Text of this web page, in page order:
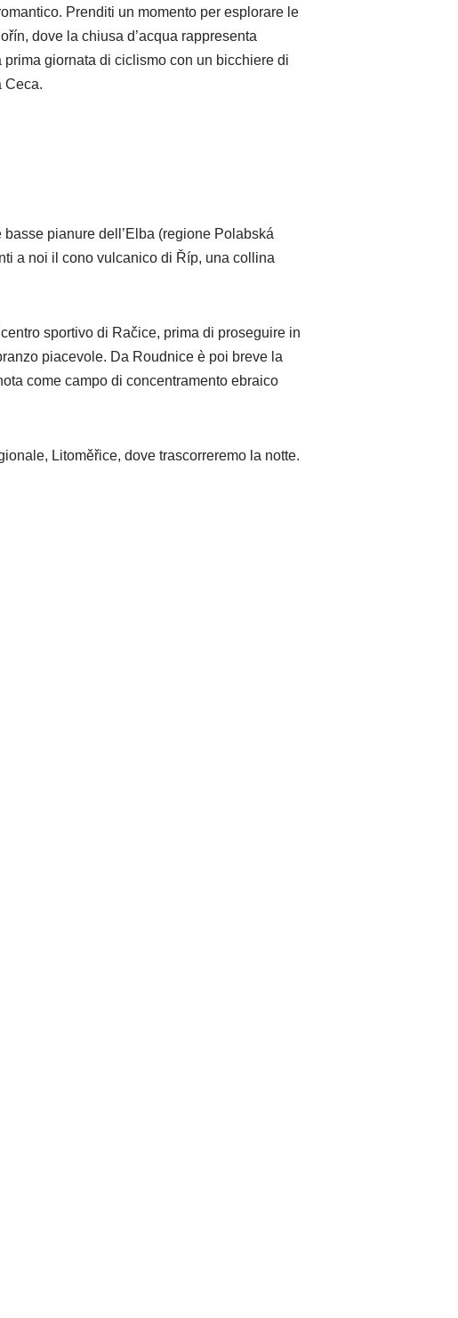
Prenditi un momento per esplorare le
dove la chiusa d’acqua rappresenta
giornata di ciclismo con un bicchiere di
Ceca.
pianure dell’Elba (regione Polabská
a noi il cono vulcanico di Říp, una collina
sportivo di Račice, prima di proseguire in
piacevole. Da Roudnice è poi breve la
come campo di concentramento ebraico
Litoměřice, dove trascorreremo la notte.